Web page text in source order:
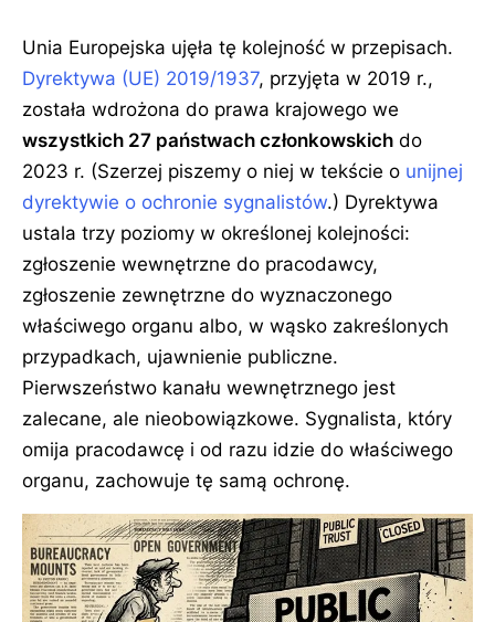
Unia Europejska ujęła tę kolejność w przepisach.
Dyrektywa (UE) 2019/1937, przyjęta w 2019 r.,
została wdrożona do prawa krajowego we
wszystkich 27 państwach członkowskich do
2023 r. (Szerzej piszemy o niej w tekście o unijnej
dyrektywie o ochronie sygnalistów.) Dyrektywa
ustala trzy poziomy w określonej kolejności:
zgłoszenie wewnętrzne do pracodawcy,
zgłoszenie zewnętrzne do wyznaczonego
właściwego organu albo, w wąsko zakreślonych
przypadkach, ujawnienie publiczne.
Pierwszeństwo kanału wewnętrznego jest
zalecane, ale nieobowiązkowe. Sygnalista, który
omija pracodawcę i od razu idzie do właściwego
organu, zachowuje tę samą ochronę.